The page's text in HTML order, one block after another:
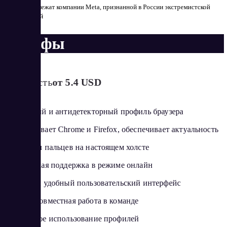
* — принадлежат компании Meta, признанной в России экстремистской
организацией
Тарифы
Стоимостьот 5.4 USD
Безопасный и антидетекторный профиль браузера
Поддерживает Chrome и Firefox, обеспечивает актуальность
Отпечатки пальцев на настоящем холсте
Техническая поддержка в режиме онлайн
Простой и удобный пользовательский интерфейс
Мощная совместная работа в команде
Совместное использование профилей